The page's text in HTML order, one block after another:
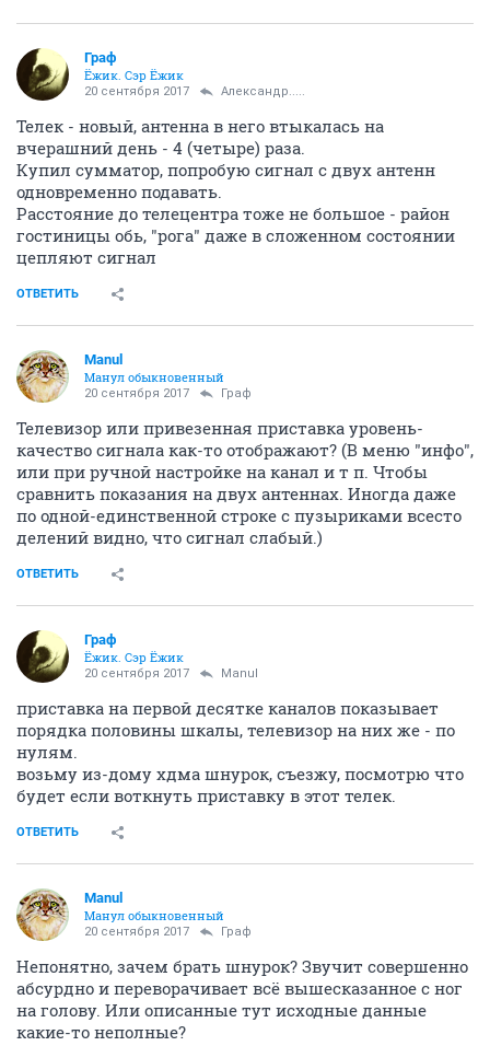
Граф
Ёжик. Сэр Ёжик
20 сентября 2017 Александр.....
Телек - новый, антенна в него втыкалась на
вчерашний день - 4 (четыре) раза.
Купил сумматор, попробую сигнал с двух антенн
одновременно подавать.
Расстояние до телецентра тоже не большое - район
гостиницы обь, "рога" даже в сложенном состоянии
цепляют сигнал
ОТВЕТИТЬ
Manul
Манул обыкновенный
20 сентября 2017 Граф
Телевизор или привезенная приставка уровень-
качество сигнала как-то отображают? (В меню "инфо",
или при ручной настройке на канал и т п. Чтобы
сравнить показания на двух антеннах. Иногда даже
по одной-единственной строке с пузыриками всесто
делений видно, что сигнал слабый.)
ОТВЕТИТЬ
Граф
Ёжик. Сэр Ёжик
20 сентября 2017 Manul
приставка на первой десятке каналов показывает
порядка половины шкалы, телевизор на них же - по
нулям.
возьму из-дому хдма шнурок, съезжу, посмотрю что
будет если воткнуть приставку в этот телек.
ОТВЕТИТЬ
Manul
Манул обыкновенный
20 сентября 2017 Граф
Непонятно, зачем брать шнурок? Звучит совершенно
абсурдно и переворачивает всё вышесказанное с ног
на голову. Или описанные тут исходные данные
какие-то неполные?